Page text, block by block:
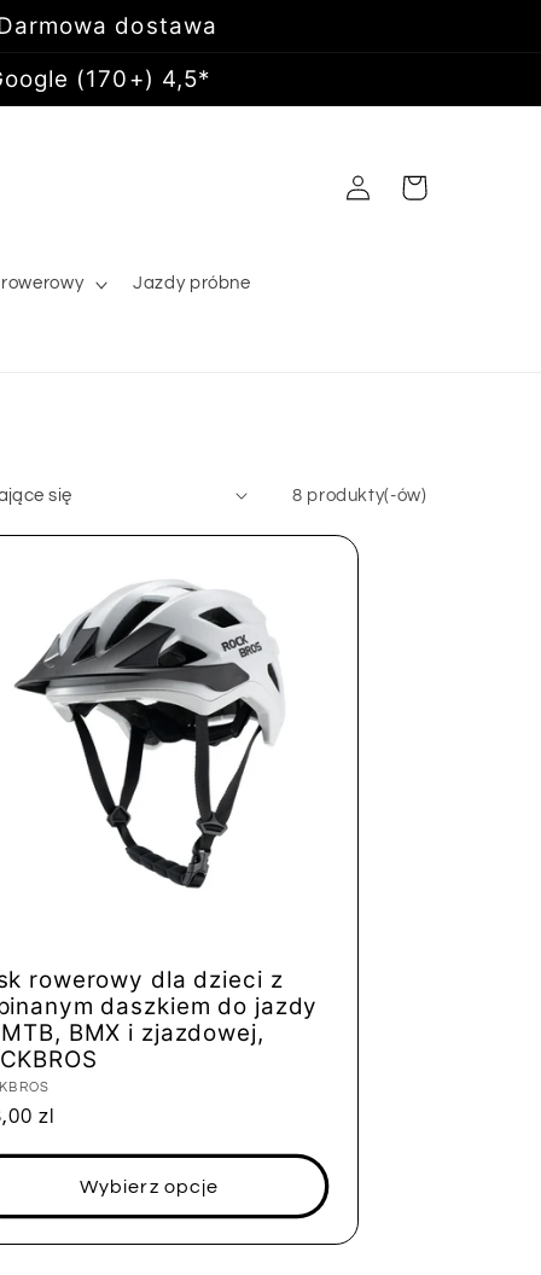
dostawa
(170+) 4,5*
Jazdy próbne
Zaloguj
się
Koszyk
8 produkty(-ów)
rowerowy dla dzieci z
daszkiem do jazdy
BMX i zjazdowej,
zl
Wybierz opcje